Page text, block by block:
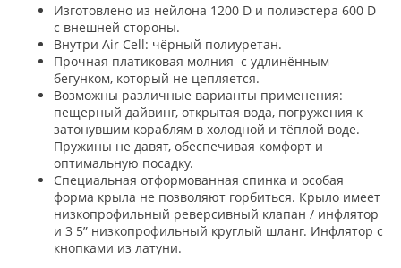
Изготовлено из нейлона 1200 D и полиэстера 600 D
с внешней стороны.
Внутри Air Cell: чёрный полиуретан.
Прочная платиковая молния с удлинённым
бегунком, который не цепляется.
Возможны различные варианты применения:
пещерный дайвинг, открытая вода, погружения к
затонувшим кораблям в холодной и тёплой воде.
Пружины не давят, обеспечивая комфорт и
оптимальную посадку.
Специальная отформованная спинка и особая
форма крыла не позволяют горбиться. Крыло имеет
низкопрофильный реверсивный клапан / инфлятор
и 3 5” низкопрофильный круглый шланг. Инфлятор с
кнопками из латуни.